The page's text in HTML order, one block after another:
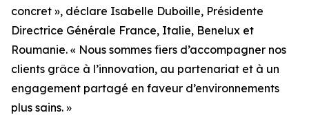
concret », déclare Isabelle Duboille, Présidente
Directrice Générale France, Italie, Benelux et
Roumanie. « Nous sommes fiers d’accompagner nos
clients grâce à l’innovation, au partenariat et à un
engagement partagé en faveur d’environnements
plus sains. »